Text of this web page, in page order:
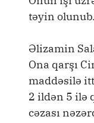
təyin olunub.
Əlizamin
Ona qarşı
maddəsilə
2 ildən 5 ilə
cəzası